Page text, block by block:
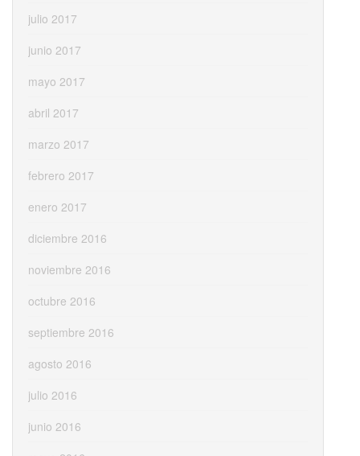
julio 2017
junio 2017
mayo 2017
abril 2017
marzo 2017
febrero 2017
enero 2017
diciembre 2016
noviembre 2016
octubre 2016
septiembre 2016
agosto 2016
julio 2016
junio 2016